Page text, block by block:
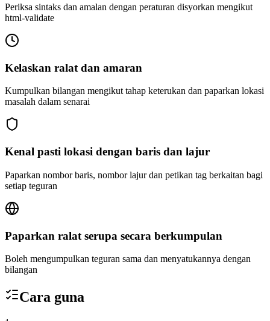
Periksa sintaks dan amalan dengan peraturan disyorkan mengikut
html-validate
Kelaskan ralat dan amaran
Kumpulkan bilangan mengikut tahap keterukan dan paparkan lokasi
masalah dalam senarai
Kenal pasti lokasi dengan baris dan lajur
Paparkan nombor baris, nombor lajur dan petikan tag berkaitan bagi
setiap teguran
Paparkan ralat serupa secara berkumpulan
Boleh mengumpulkan teguran sama dan menyatukannya dengan
bilangan
Cara guna